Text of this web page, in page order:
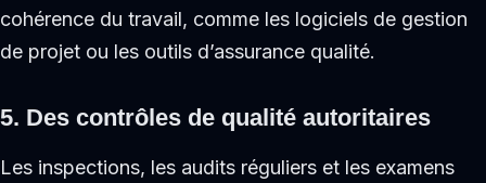
cohérence du travail, comme les logiciels de gestion
de projet ou les outils d’assurance qualité.
5. Des contrôles de qualité autoritaires
Les inspections, les audits réguliers et les examens